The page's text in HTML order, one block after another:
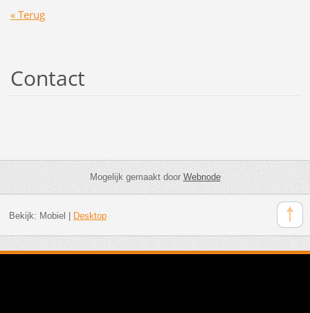
« Terug
Contact
Mogelijk gemaakt doorWebnode
Bekijk: Mobiel Desktop